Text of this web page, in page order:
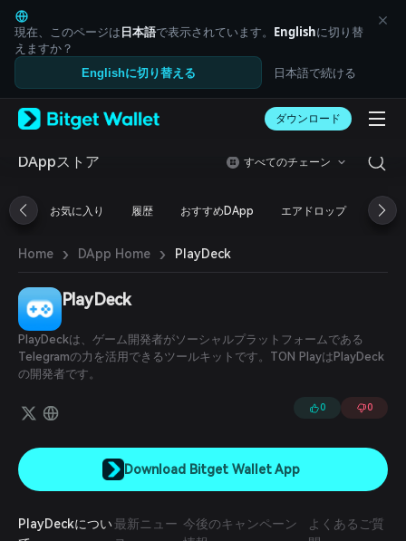
English
日本語
Tiếng Việt
Русский
Español (Latinoamérica)
Italiano
Deutsch
繁體中文
Português (Portugal)
ภาษาไทย
العربية
हिन्दी
বাংলা
Español
Português (Brasil)
Español (Argentina)
現在、このページは日本語で表示されています。 Englishに切り替
えますか？
Englishに切り替える 日本語で続ける
ダウンロード
DAppストア すべてのチェーン
お気に入り 履歴 おすすめDApp エアドロップ DeFi
Home › DApp Home › PlayDeck
PlayDeck
PlayDeckは、ゲーム開発者がソーシャルプラットフォームである
Telegramの力を活用できるツールキットです。TON PlayはPlayDeck
の開発者です。
0 0
Download Bitget Wallet App
PlayDeckについ最新ニュー 今後のキャンペーン
よくあるご質